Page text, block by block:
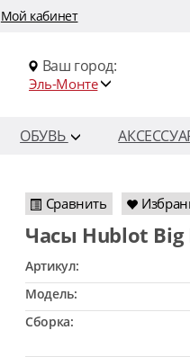
Мой кабинет
Ваш город:
Эль-Монте
ОБУВЬ
Сравнить
Часы Hublot
Артикул:
Модель:
Сборка: